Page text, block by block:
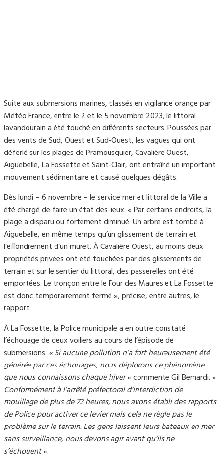
Suite aux submersions marines, classés en vigilance orange par
Météo France, entre le 2 et le 5 novembre 2023, le littoral
lavandourain a été touché en différents secteurs. Poussées par
des vents de Sud, Ouest et Sud-Ouest, les vagues qui ont
déferlé sur les plages de Pramousquier, Cavalière Ouest,
Aiguebelle, La Fossette et Saint-Clair, ont entraîné un important
mouvement sédimentaire et causé quelques dégâts.
Dès lundi – 6 novembre – le service mer et littoral de la Ville a
été chargé de faire un état des lieux. « Par certains endroits, la
plage a disparu ou fortement diminué. Un arbre est tombé à
Aiguebelle, en même temps qu’un glissement de terrain et
l’effondrement d’un muret. À Cavalière Ouest, au moins deux
propriétés privées ont été touchées par des glissements de
terrain et sur le sentier du littoral, des passerelles ont été
emportées. Le tronçon entre le Four des Maures et La Fossette
est donc temporairement fermé », précise, entre autres, le
rapport.
À La Fossette, la Police municipale a en outre constaté
l’échouage de deux voiliers au cours de l’épisode de
submersions. « Si aucune pollution n’a fort heureusement été
générée par ces échouages, nous déplorons ce phénomène
que nous connaissons chaque hiver» commente Gil Bernardi. «
Conformément à l’arrêté préfectoral d’interdiction de
mouillage de plus de 72 heures, nous avons établi des rapports
de Police pour activer ce levier mais cela ne règle pas le
problème sur le terrain. Les gens laissent leurs bateaux en mer
sans surveillance, nous devons agir avant qu’ils ne
s’échouent».